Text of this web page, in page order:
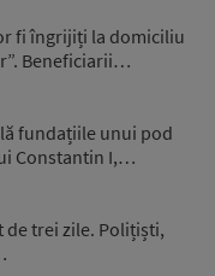
fi îngrijiți la domiciliu
Beneficiarii…
fundațiile unui pod
Constantin I,…
de trei zile. Polițiști,